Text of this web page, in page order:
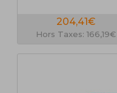
204,41€
Hors Taxes: 166,19€